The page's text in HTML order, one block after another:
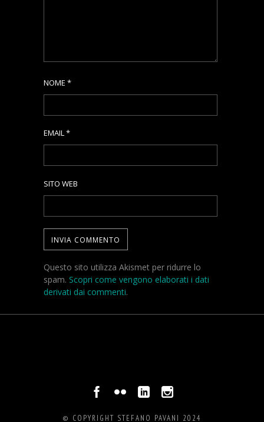
NOME *
EMAIL*
SITO WEB
Questo sito utilizza Akismet per ridurre lo
spam. Scopri come vengono elaborati i dati
derivati dai commenti.
© COPYRIGHT STEFANO PAVANI 2024